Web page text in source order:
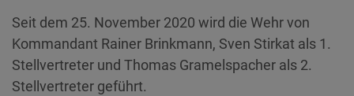
Seit dem 25. November 2020 wird die Wehr von
Kommandant Rainer Brinkmann, Sven Stirkat als 1.
Stellvertreter und Thomas Gramelspacher als 2.
Stellvertreter geführt.